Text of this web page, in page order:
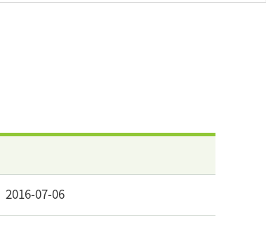
2016-07-06